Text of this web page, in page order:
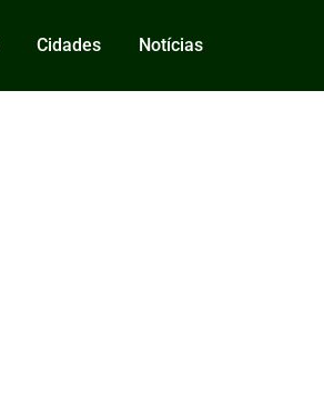
Cidades Notícias